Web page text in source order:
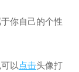
你自己的个性
以 点击头像打